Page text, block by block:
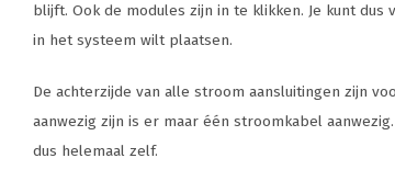
blijft. Ook de modules zijn in te klikken. Je kunt
in het systeem wilt plaatsen.
De achterzijde van alle stroom aansluitingen zijn
aanwezig zijn is er maar één stroomkabel
dus helemaal zelf.